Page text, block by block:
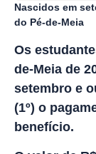
Nascidos em
do Pé-de-Meia
Os
de-Meia de
setembro e
(1º) o
benefício.